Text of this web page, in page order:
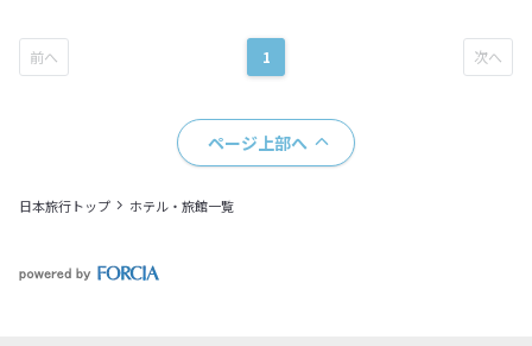
1
ページ上部へ
日本旅行トップ ホテル・旅館一覧